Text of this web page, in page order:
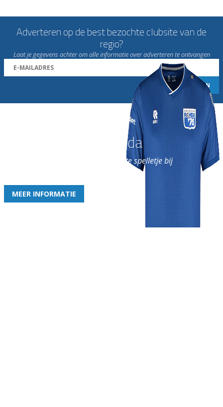
Adverteren op de best bezochte clubsite van de
regio?
Laat je gegevens achter om alle informatie over adverteren te ontvangen
Word nu lid van Rohda
en geniet iedere week van het leukste spelletje bij
MEER INFORMATIE